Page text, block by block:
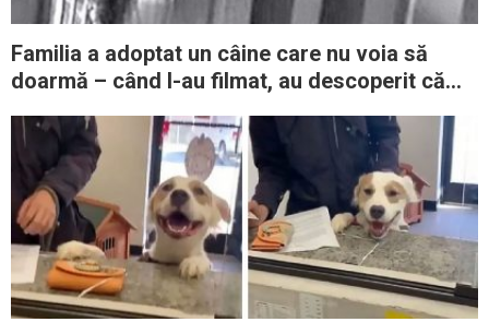
Familia a adoptat un câine care nu voia să
doarmă – când l-au filmat, au descoperit că